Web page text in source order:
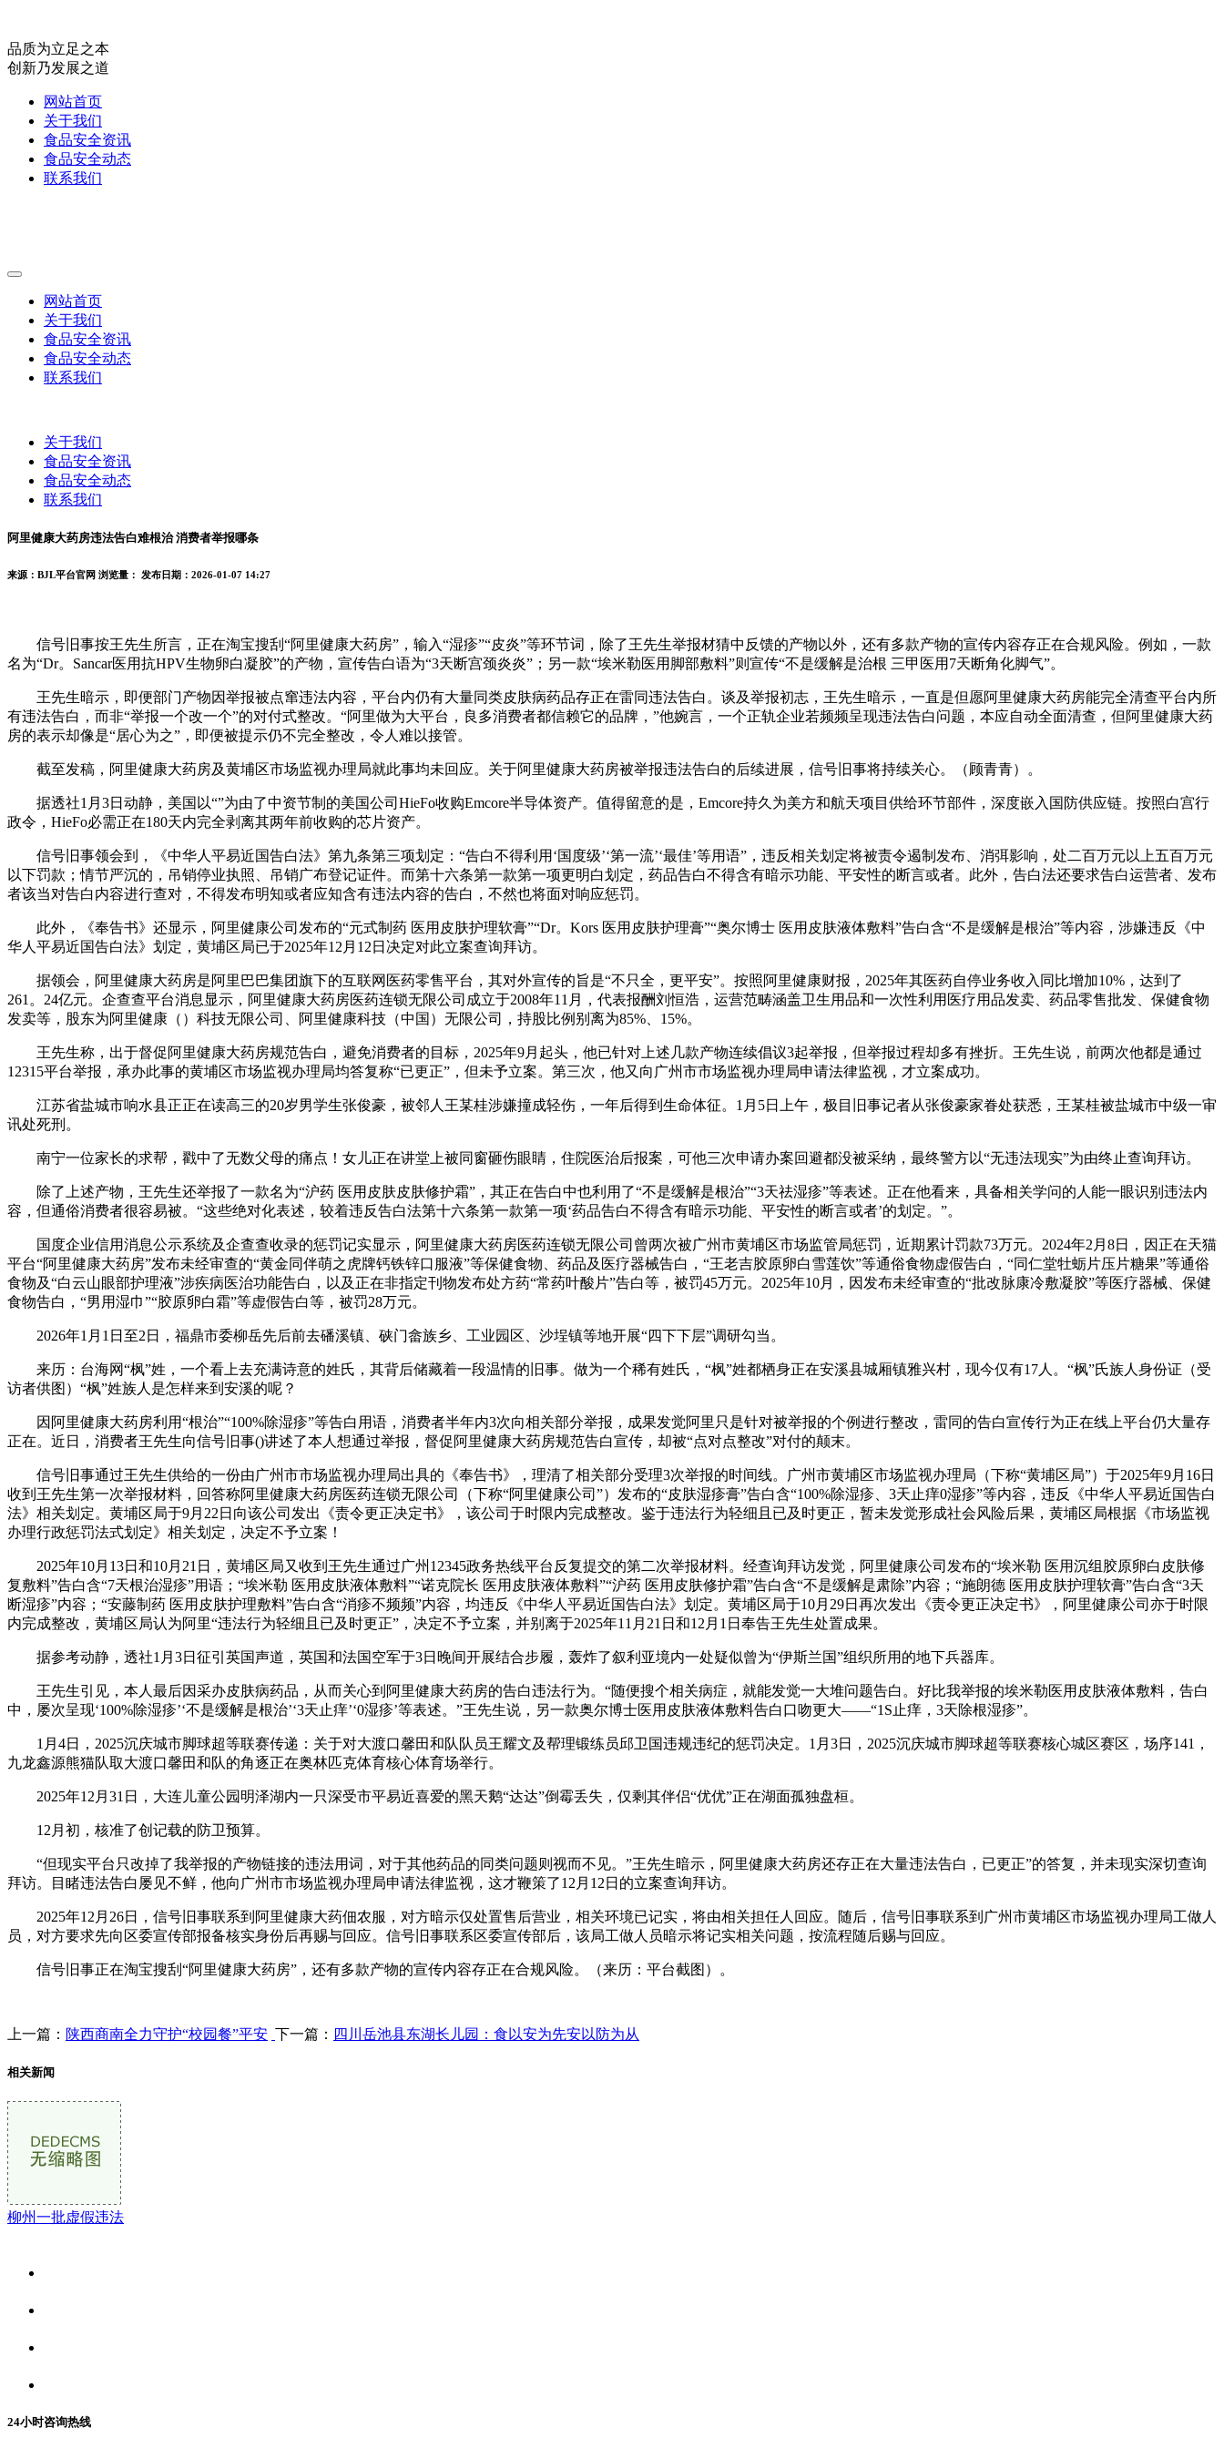
品质为立足之本
创新乃发展之道
网站首页
关于我们
食品安全资讯
食品安全动态
联系我们
网站首页
关于我们
食品安全资讯
食品安全动态
联系我们
关于我们
食品安全资讯
食品安全动态
联系我们
阿里健康大药房违法告白难根治 消费者举报哪条
来源：BJL平台官网 浏览量： 发布日期：2026-01-07 14:27
信号旧事按王先生所言，正在淘宝搜刮“阿里健康大药房”，输入“湿疹”“皮炎”等环节词，除了王先生举报材猜中反馈的产物以外，还有多款产物的宣传内容存正在合规风险。例如，一款
名为“Dr。Sancar医用抗HPV生物卵白凝胶”的产物，宣传告白语为“3天断宫颈炎炎”；另一款“埃米勒医用脚部敷料”则宣传“不是缓解是治根 三甲医用7天断角化脚气”。
王先生暗示，即便部门产物因举报被点窜违法内容，平台内仍有大量同类皮肤病药品存正在雷同违法告白。谈及举报初志，王先生暗示，一直是但愿阿里健康大药房能完全清查平台内所
有违法告白，而非“举报一个改一个”的对付式整改。“阿里做为大平台，良多消费者都信赖它的品牌，”他婉言，一个正轨企业若频频呈现违法告白问题，本应自动全面清查，但阿里健康大药
房的表示却像是“居心为之”，即便被提示仍不完全整改，令人难以接管。
截至发稿，阿里健康大药房及黄埔区市场监视办理局就此事均未回应。关于阿里健康大药房被举报违法告白的后续进展，信号旧事将持续关心。（顾青青）。
据透社1月3日动静，美国以“”为由了中资节制的美国公司HieFo收购Emcore半导体资产。值得留意的是，Emcore持久为美方和航天项目供给环节部件，深度嵌入国防供应链。按照白宫行
政令，HieFo必需正在180天内完全剥离其两年前收购的芯片资产。
信号旧事领会到，《中华人平易近国告白法》第九条第三项划定：“告白不得利用‘国度级’‘第一流’‘最佳’等用语”，违反相关划定将被责令遏制发布、消弭影响，处二百万元以上五百万元
以下罚款；情节严沉的，吊销停业执照、吊销广布登记证件。而第十六条第一款第一项更明白划定，药品告白不得含有暗示功能、平安性的断言或者。此外，告白法还要求告白运营者、发布
者该当对告白内容进行查对，不得发布明知或者应知含有违法内容的告白，不然也将面对响应惩罚。
此外，《奉告书》还显示，阿里健康公司发布的“元式制药 医用皮肤护理软膏”“Dr。Kors 医用皮肤护理膏”“奥尔博士 医用皮肤液体敷料”告白含“不是缓解是根治”等内容，涉嫌违反《中
华人平易近国告白法》划定，黄埔区局已于2025年12月12日决定对此立案查询拜访。
据领会，阿里健康大药房是阿里巴巴集团旗下的互联网医药零售平台，其对外宣传的旨是“不只全，更平安”。按照阿里健康财报，2025年其医药自停业务收入同比增加10%，达到了
261。24亿元。企查查平台消息显示，阿里健康大药房医药连锁无限公司成立于2008年11月，代表报酬刘恒浩，运营范畴涵盖卫生用品和一次性利用医疗用品发卖、药品零售批发、保健食物
发卖等，股东为阿里健康（）科技无限公司、阿里健康科技（中国）无限公司，持股比例别离为85%、15%。
王先生称，出于督促阿里健康大药房规范告白，避免消费者的目标，2025年9月起头，他已针对上述几款产物连续倡议3起举报，但举报过程却多有挫折。王先生说，前两次他都是通过
12315平台举报，承办此事的黄埔区市场监视办理局均答复称“已更正”，但未予立案。第三次，他又向广州市市场监视办理局申请法律监视，才立案成功。
江苏省盐城市响水县正正在读高三的20岁男学生张俊豪，被邻人王某桂涉嫌撞成轻伤，一年后得到生命体征。1月5日上午，极目旧事记者从张俊豪家眷处获悉，王某桂被盐城市中级一审
讯处死刑。
南宁一位家长的求帮，戳中了无数父母的痛点！女儿正在讲堂上被同窗砸伤眼睛，住院医治后报案，可他三次申请办案回避都没被采纳，最终警方以“无违法现实”为由终止查询拜访。
除了上述产物，王先生还举报了一款名为“沪药 医用皮肤皮肤修护霜”，其正在告白中也利用了“不是缓解是根治”“3天祛湿疹”等表述。正在他看来，具备相关学问的人能一眼识别违法内
容，但通俗消费者很容易被。“这些绝对化表述，较着违反告白法第十六条第一款第一项‘药品告白不得含有暗示功能、平安性的断言或者’的划定。”。
国度企业信用消息公示系统及企查查收录的惩罚记实显示，阿里健康大药房医药连锁无限公司曾两次被广州市黄埔区市场监管局惩罚，近期累计罚款73万元。2024年2月8日，因正在天猫
平台“阿里健康大药房”发布未经审查的“黄金同伴萌之虎牌钙铁锌口服液”等保健食物、药品及医疗器械告白，“王老吉胶原卵白雪莲饮”等通俗食物虚假告白，“同仁堂牡蛎片压片糖果”等通俗
食物及“白云山眼部护理液”涉疾病医治功能告白，以及正在非指定刊物发布处方药“常药叶酸片”告白等，被罚45万元。2025年10月，因发布未经审查的“批改脉康冷敷凝胶”等医疗器械、保健
食物告白，“男用湿巾”“胶原卵白霜”等虚假告白等，被罚28万元。
2026年1月1日至2日，福鼎市委柳岳先后前去磻溪镇、硖门畲族乡、工业园区、沙埕镇等地开展“四下下层”调研勾当。
来历：台海网“枫”姓，一个看上去充满诗意的姓氏，其背后储藏着一段温情的旧事。做为一个稀有姓氏，“枫”姓都栖身正在安溪县城厢镇雅兴村，现今仅有17人。“枫”氏族人身份证（受
访者供图）“枫”姓族人是怎样来到安溪的呢？
因阿里健康大药房利用“根治”“100%除湿疹”等告白用语，消费者半年内3次向相关部分举报，成果发觉阿里只是针对被举报的个例进行整改，雷同的告白宣传行为正在线上平台仍大量存
正在。近日，消费者王先生向信号旧事()讲述了本人想通过举报，督促阿里健康大药房规范告白宣传，却被“点对点整改”对付的颠末。
信号旧事通过王先生供给的一份由广州市市场监视办理局出具的《奉告书》，理清了相关部分受理3次举报的时间线。广州市黄埔区市场监视办理局（下称“黄埔区局”）于2025年9月16日
收到王先生第一次举报材料，回答称阿里健康大药房医药连锁无限公司（下称“阿里健康公司”）发布的“皮肤湿疹膏”告白含“100%除湿疹、3天止痒0湿疹”等内容，违反《中华人平易近国告白
法》相关划定。黄埔区局于9月22日向该公司发出《责令更正决定书》，该公司于时限内完成整改。鉴于违法行为轻细且已及时更正，暂未发觉形成社会风险后果，黄埔区局根据《市场监视
办理行政惩罚法式划定》相关划定，决定不予立案！
2025年10月13日和10月21日，黄埔区局又收到王先生通过广州12345政务热线平台反复提交的第二次举报材料。经查询拜访发觉，阿里健康公司发布的“埃米勒 医用沉组胶原卵白皮肤修
复敷料”告白含“7天根治湿疹”用语；“埃米勒 医用皮肤液体敷料”“诺克院长 医用皮肤液体敷料”“沪药 医用皮肤修护霜”告白含“不是缓解是肃除”内容；“施朗德 医用皮肤护理软膏”告白含“3天
断湿疹”内容；“安藤制药 医用皮肤护理敷料”告白含“消疹不频频”内容，均违反《中华人平易近国告白法》划定。黄埔区局于10月29日再次发出《责令更正决定书》，阿里健康公司亦于时限
内完成整改，黄埔区局认为阿里“违法行为轻细且已及时更正”，决定不予立案，并别离于2025年11月21日和12月1日奉告王先生处置成果。
据参考动静，透社1月3日征引英国声道，英国和法国空军于3日晚间开展结合步履，轰炸了叙利亚境内一处疑似曾为“伊斯兰国”组织所用的地下兵器库。
王先生引见，本人最后因采办皮肤病药品，从而关心到阿里健康大药房的告白违法行为。“随便搜个相关病症，就能发觉一大堆问题告白。好比我举报的埃米勒医用皮肤液体敷料，告白
中，屡次呈现‘100%除湿疹’‘不是缓解是根治’‘3天止痒’‘0湿疹’等表述。”王先生说，另一款奥尔博士医用皮肤液体敷料告白口吻更大——“1S止痒，3天除根湿疹”。
1月4日，2025沉庆城市脚球超等联赛传递：关于对大渡口馨田和队队员王耀文及帮理锻练员邱卫国违规违纪的惩罚决定。1月3日，2025沉庆城市脚球超等联赛核心城区赛区，场序141，
九龙鑫源熊猫队取大渡口馨田和队的角逐正在奥林匹克体育核心体育场举行。
2025年12月31日，大连儿童公园明泽湖内一只深受市平易近喜爱的黑天鹅“达达”倒霉丢失，仅剩其伴侣“优优”正在湖面孤独盘桓。
12月初，核准了创记载的防卫预算。
“但现实平台只改掉了我举报的产物链接的违法用词，对于其他药品的同类问题则视而不见。”王先生暗示，阿里健康大药房还存正在大量违法告白，已更正”的答复，并未现实深切查询
拜访。目睹违法告白屡见不鲜，他向广州市市场监视办理局申请法律监视，这才鞭策了12月12日的立案查询拜访。
2025年12月26日，信号旧事联系到阿里健康大药佃农服，对方暗示仅处置售后营业，相关环境已记实，将由相关担任人回应。随后，信号旧事联系到广州市黄埔区市场监视办理局工做人
员，对方要求先向区委宣传部报备核实身份后再赐与回应。信号旧事联系区委宣传部后，该局工做人员暗示将记实相关问题，按流程随后赐与回应。
信号旧事正在淘宝搜刮“阿里健康大药房”，还有多款产物的宣传内容存正在合规风险。（来历：平台截图）。
上一篇： 陕西商南全力守护“校园餐”平安 下一篇： 四川岳池县东湖长儿园：食以安为先安以防为从
相关新闻
柳州一批虚假违法
24小时咨询热线